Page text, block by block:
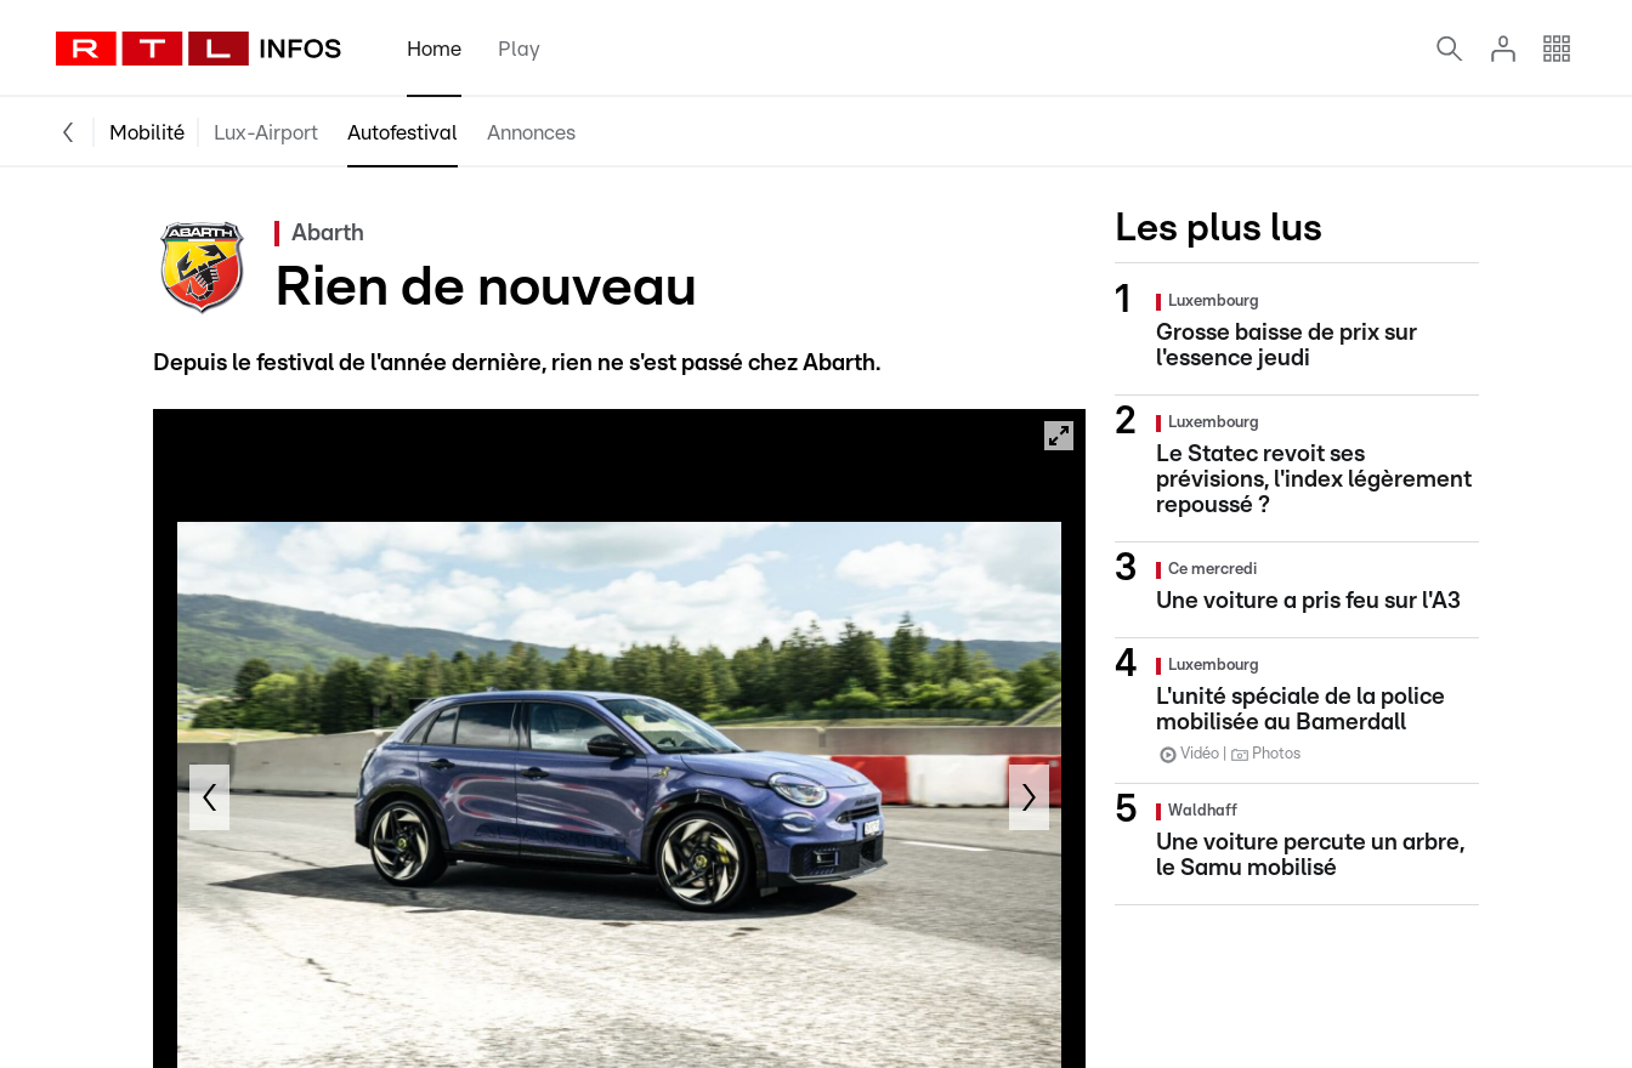
Home Play
Mobilité Lux-Airport Autofestival Annonces
Abarth
Rien de nouveau
Depuis le festival de l'année dernière, rien ne s'est passé chez Abarth.
Les plus lus
Luxembourg
Grosse baisse de prix sur
l'essence jeudi
Luxembourg
Le Statec revoit ses
prévisions, l'index légèrement
repoussé ?
Ce mercredi
Une voiture a pris feu sur l'A3
Luxembourg
L'unité spéciale de la police
mobilisée au Bamerdall
Vidéo Photos
Waldhaff
Une voiture percute un arbre,
le Samu mobilisé